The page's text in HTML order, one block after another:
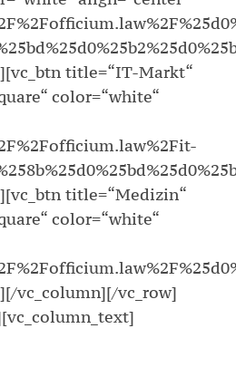
title=“IT-Markt“
color=“white“
title=“Medizin“
color=“white“
vc_column][/vc_row]